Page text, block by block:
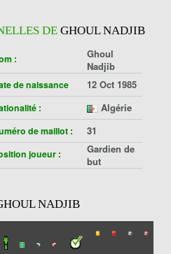
DE GHOUL NADJIB
:
Ghoul
Nadjib
de naissance 12 Oct 1985
: Algérie
de maillot : 31
joueur :
Gardien de
but
NADJIB